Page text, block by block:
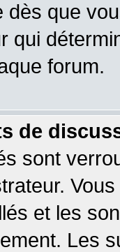
dès que
qui
forum.
de
sont
et les
Les